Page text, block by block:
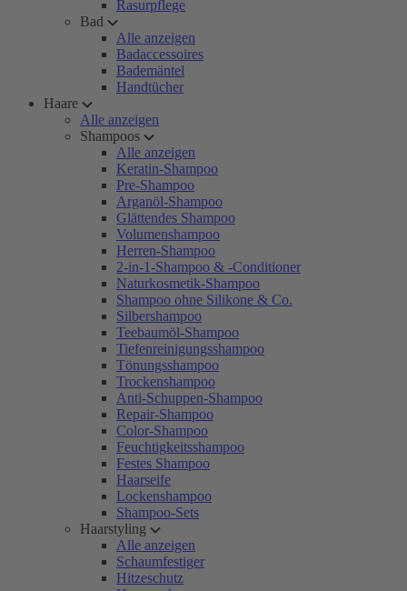
Rasurpflege
Bad
Alle anzeigen
Badaccessoires
Bademäntel
Handtücher
Haare
Alle anzeigen
Shampoos
Alle anzeigen
Keratin-Shampoo
Pre-Shampoo
Arganöl-Shampoo
Glättendes Shampoo
Volumenshampoo
Herren-Shampoo
2-in-1-Shampoo & -Conditioner
Naturkosmetik-Shampoo
Shampoo ohne Silikone & Co.
Silbershampoo
Teebaumöl-Shampoo
Tiefenreinigungsshampoo
Tönungsshampoo
Trockenshampoo
Anti-Schuppen-Shampoo
Repair-Shampoo
Color-Shampoo
Feuchtigkeitsshampoo
Festes Shampoo
Haarseife
Lockenshampoo
Shampoo-Sets
Haarstyling
Alle anzeigen
Schaumfestiger
Hitzeschutz